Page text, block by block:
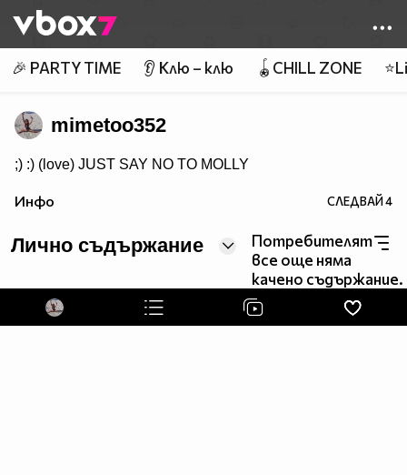
👾
🎉 PARTY TIME 👂 Клю – клю 🪀CHILL ZONE
mimetoo352
;) :) (love) JUST SAY NO TO MOLLY
Инфо СЛЕДВАЙ4
Лично съдържание
Потребителят
все още няма
качено съдържание.